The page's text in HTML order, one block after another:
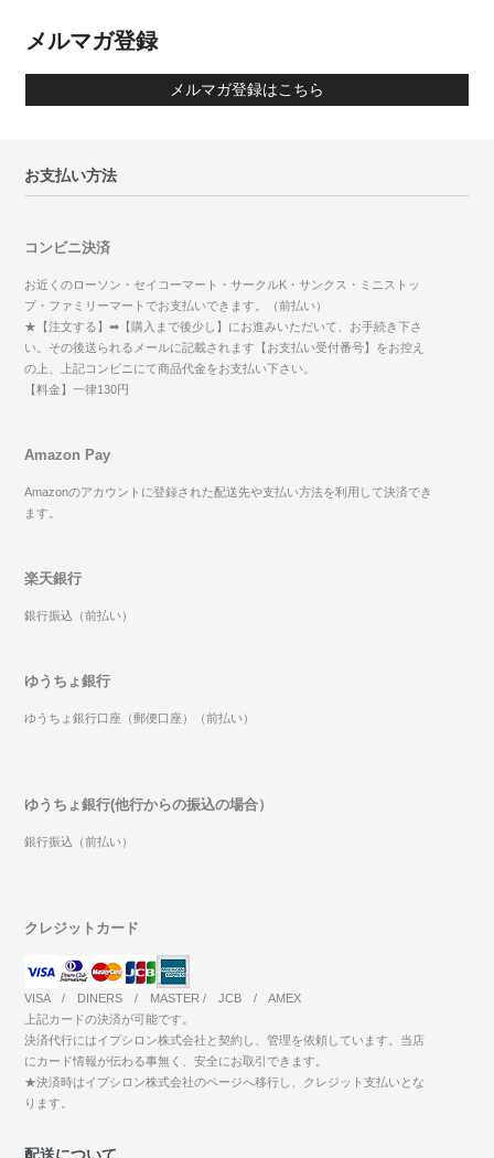
メルマガ登録
メルマガ登録はこちら
お支払い方法
コンビニ決済
お近くのローソン・セイコーマート・サークルK・サンクス・ミニストッ
プ・ファミリーマートでお支払いできます。（前払い）
★【注文する】➡【購入まで後少し】にお進みいただいて、お手続き下さ
い。その後送られるメールに記載されます【お支払い受付番号】をお控え
の上、上記コンビニにて商品代金をお支払い下さい。
【料金】一律130円
Amazon Pay
Amazonのアカウントに登録された配送先や支払い方法を利用して決済でき
ます。
楽天銀行
銀行振込（前払い）
ゆうちょ銀行
ゆうちょ銀行口座（郵便口座）（前払い）
ゆうちょ銀行(他行からの振込の場合）
銀行振込（前払い）
クレジットカード
VISA / DINERS / MASTER / JCB / AMEX
上記カードの決済が可能です。
決済代行にはイプシロン株式会社と契約し、管理を依頼しています。当店
にカード情報が伝わる事無く、安全にお取引できます。
★決済時はイプシロン株式会社のページへ移行し、クレジット支払いとな
ります。
配送について